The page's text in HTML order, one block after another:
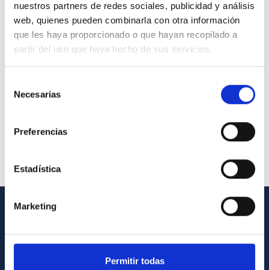
nuestros partners de redes sociales, publicidad y análisis
web, quienes pueden combinarla con otra información
que les haya proporcionado o que hayan recopilado a
partir del uso que haya hecho de sus servicios.
Necesarias
Preferencias
Estadística
Marketing
Permitir todas
Contacto